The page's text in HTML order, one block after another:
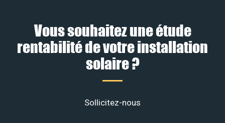
Vous souhaitez une étude
rentabilité de votre installation
solaire ?
Sollicitez-nous